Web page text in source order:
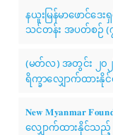
နယူးမြန်မာဖောင်ဒ
သင်တန်း အပတ်စဉ် (
(မတ်လ) အတွင်း ၂၀၂
ရိက္ခာလျှောက်ထားနိုင်
𝐍𝐞𝐰 𝐌𝐲𝐚𝐧𝐦𝐚𝐫
လျှောက်ထားနိုင်သ